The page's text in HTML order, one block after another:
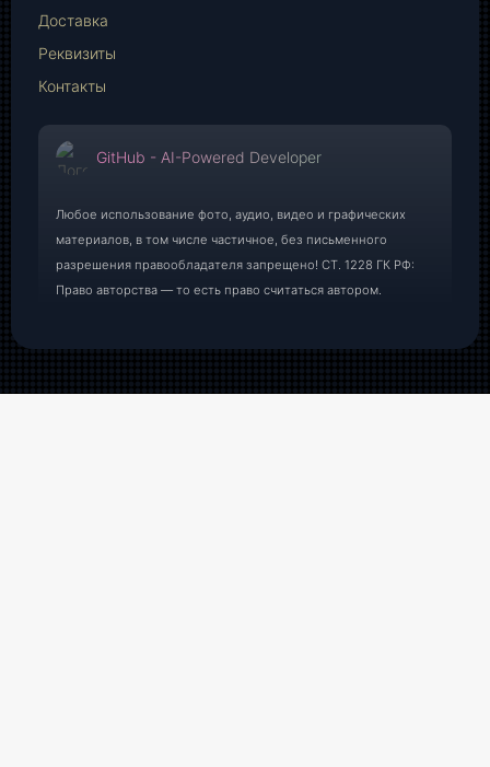
Доставка
Реквизиты
Контакты
GitHub - AI-Powered Developer
Любое использование фото, аудио, видео и графических
материалов, в том числе частичное, без письменного
разрешения правообладателя запрещено! СТ. 1228 ГК РФ:
Право авторства — то есть право считаться автором.